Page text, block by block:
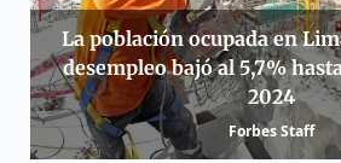
La población ocupada en
desempleo bajó al 5,7%
2024
Forbes Staff